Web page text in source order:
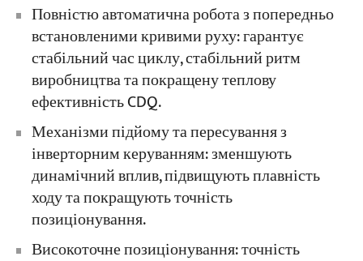
Повністю автоматична робота з попередньо
встановленими кривими руху: гарантує
стабільний час циклу, стабільний ритм
виробництва та покращену теплову
ефективність CDQ.
Механізми підйому та пересування з
інверторним керуванням: зменшують
динамічний вплив, підвищують плавність
ходу та покращують точність
позиціонування.
Високоточне позиціонування: точність